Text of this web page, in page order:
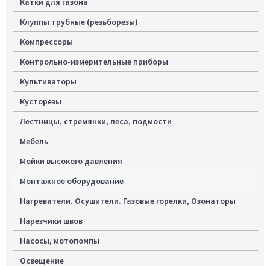
Клуппы трубные (резьборезы)
Компрессоры
Контрольно-измерительные приборы
Культиваторы
Кусторезы
Лестницы, стремянки, леса, подмости
Мебель
Мойки высокого давления
Монтажное оборудование
Нагреватели. Осушители. Газовые горелки, Озонаторы
Нарезчики швов
Насосы, мотопомпы
Освещение